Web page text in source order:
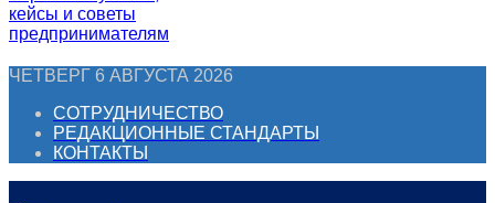
ЧЕТВЕРГ 6 АВГУСТА 2026
СОТРУДНИЧЕСТВО
РЕДАКЦИОННЫЕ СТАНДАРТЫ
КОНТАКТЫ